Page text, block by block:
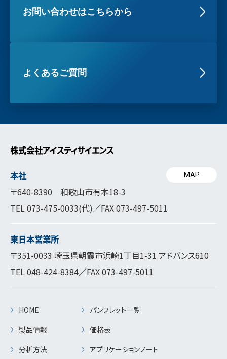
お問い合わせはこちらから
よくあるご質問
株式会社アイスティサイエンス
本社
〒640-8390 和歌山市有本18-3
TEL073-475-0033(代)／FAX 073-497-5011
MAP
東日本営業所
〒351-0033 埼玉県朝霞市浜崎1丁目1-31 アドバンス610
TEL048-424-8384／FAX 073-497-5011
HOME
製品情報
分析方法
パンフレット一覧
価格表
アプリケーションノート